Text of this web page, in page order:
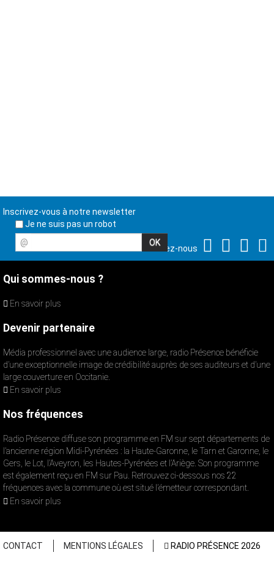
Inscrivez-vous à notre newsletter
Je ne suis pas un robot
@
Suivez-nous
Qui sommes-nous ?
En savoir plus
Devenir partenaire
Média professionnel avec une audience large, radio Présence bénéficie
d’une exceptionnelle image de crédibilité auprès de ses auditeurs et d’une
large couverture en Occitanie.
En savoir plus
Nos fréquences
Radio Présence diffuse son programme en FM sur sept départements de
l’ancienne région Midi-Pyrénées : la Haute-Garonne, le Tarn et Garonne, le
Gers, le Lot, l’Aveyron, les Hautes-Pyrénées et l’Ariège. Son programme
est également reçu en FM sur Pau. Retrouvez ci-dessous nos 22
fréquences avec la commune où est situé l’émetteur correspondant.
En savoir plus
CONTACT MENTIONS LÉGALES RADIO PRÉSENCE 2026